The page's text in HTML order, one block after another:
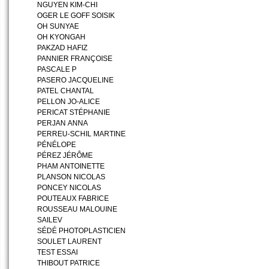
NGUYEN KIM-CHI
OGER LE GOFF SOISIK
OH SUNYAE
OH KYONGAH
PAKZAD HAFIZ
PANNIER FRANÇOISE
PASCALE P
PASERO JACQUELINE
PATEL CHANTAL
PELLON JO-ALICE
PERICAT STÉPHANIE
PERJAN ANNA
PERREU-SCHIL MARTINE
PÉNÉLOPE
PÉREZ JÉRÔME
PHAM ANTOINETTE
PLANSON NICOLAS
PONCEY NICOLAS
POUTEAUX FABRICE
ROUSSEAU MALOUINE
SAILEV
SÉDÉ PHOTOPLASTICIEN
SOULET LAURENT
TEST ESSAI
THIBOUT PATRICE